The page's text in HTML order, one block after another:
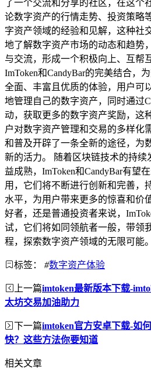
了一个交流和分享的社区，在这个
论数字资产的行情走势、投资策略
字资产领域的经验和见解，这种社
地了解数字资产市场的动态和趋势
与交流，形成一个积极向上、互帮
ImToken和CandyBar的完美结合，
全面、丰富且优质的体验，用户可
地管理自己的数字资产，同时通过
动，获取更多的数字资产奖励，这
户对数字资产管理和交易的多样化
和普及开辟了一条全新的途径，为
新的活力。 随着区块链技术的持续
益成熟，ImToken和CandyBar有望
用，它们将不断进行创新和完善，
水平，为用户带来更多的惊喜和价
好者，还是普通投资者来说，
试，它们将如同领航者一般，带领
程，探索数字资产领域的无限可能。
标签： #数字资产体验
上一篇imtoken最新版本下载-
太坊交易加油助力
下一篇imtoken官方安卓下载-如
快？这些方法你要知道
相关文章